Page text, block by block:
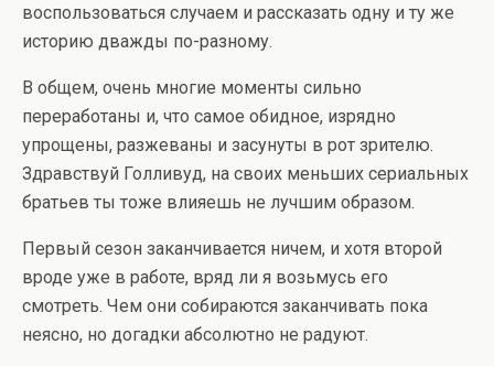
воспользоваться случаем и рассказать одну и ту же
историю дважды по-разному.
В общем, очень многие моменты сильно
переработаны и, что самое обидное, изрядно
упрощены, разжеваны и засунуты в рот зрителю.
Здравствуй Голливуд, на своих меньших сериальных
братьев ты тоже влияешь не лучшим образом.
Первый сезон заканчивается ничем, и хотя второй
вроде уже в работе, вряд ли я возьмусь его
смотреть. Чем они собираются заканчивать пока
неясно, но догадки абсолютно не радуют.